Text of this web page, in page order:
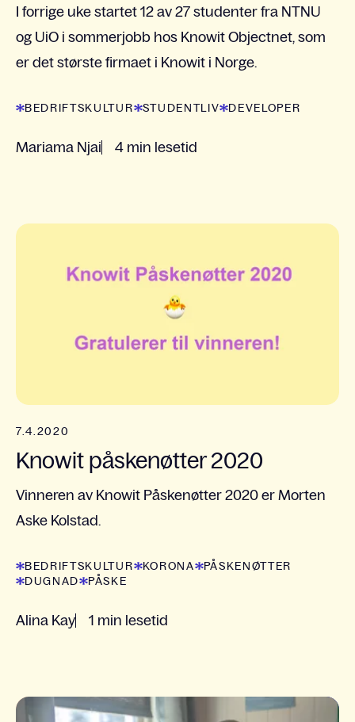
I forrige uke startet 12 av 27 studenter fra NTNU
og UiO i sommerjobb hos Knowit Objectnet, som
er det største firmaet i Knowit i Norge.
BEDRIFTSKULTUR STUDENTLIV DEVELOPER
Mariama Njai 4 min lesetid
7.4.2020
Knowit påskenøtter 2020
Vinneren av Knowit Påskenøtter 2020 er Morten
Aske Kolstad.
BEDRIFTSKULTUR KORONA
PÅSKENØTTER
DUGNAD
PÅSKE
Alina Kay 1 min lesetid